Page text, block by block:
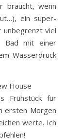
braucht, wenn
ein super-
unbegrenzt viel
Bad mit einer
Wasserdruck
Frühstück für
ersten Morgen
werte. Ich